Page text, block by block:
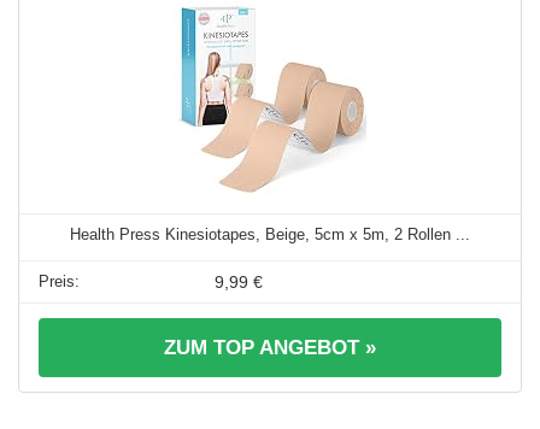
Health Press Kinesiotapes, Beige, 5cm x 5m, 2 Rollen ...
9,99 €
ZUM TOP ANGEBOT »